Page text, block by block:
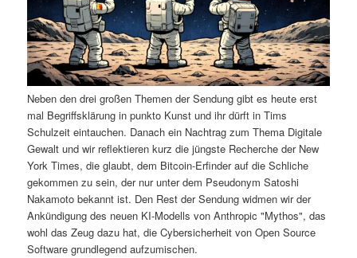
I
n
h
a
l
t
s
p
e
n
I
n
h
a
l
t
Neben den drei großen Themen der Sendung gibt es heute erst
mal Begriffsklärung in punkto Kunst und ihr dürft in Tims
Schulzeit eintauchen. Danach ein Nachtrag zum Thema Digitale
Gewalt und wir reflektieren kurz die jüngste Recherche der New
York Times, die glaubt, dem Bitcoin-Erfinder auf die Schliche
gekommen zu sein, der nur unter dem Pseudonym Satoshi
Nakamoto bekannt ist. Den Rest der Sendung widmen wir der
Ankündigung des neuen KI-Modells von Anthropic "Mythos", das
wohl das Zeug dazu hat, die Cybersicherheit von Open Source
Software grundlegend aufzumischen.